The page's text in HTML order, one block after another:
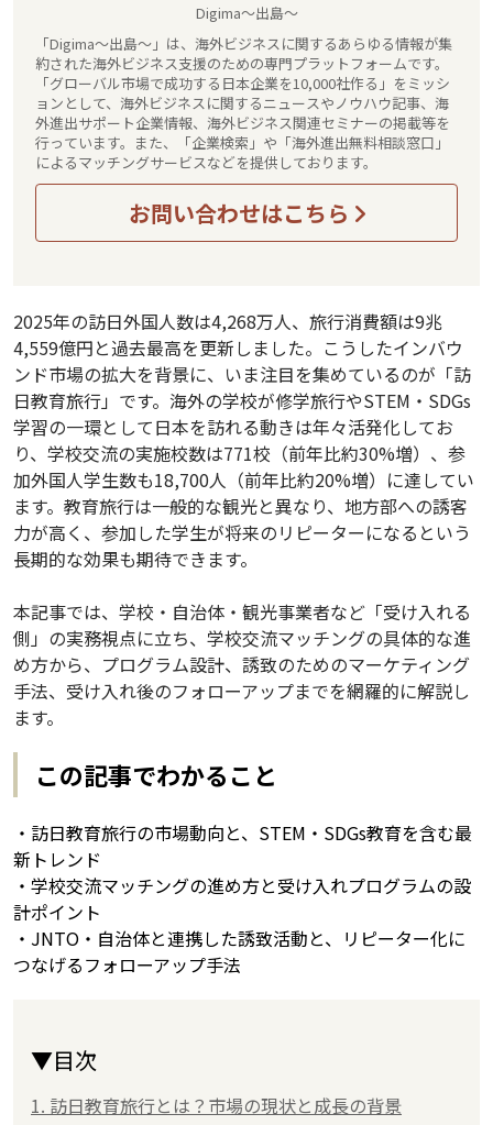
Digima～出島～
「Digima～出島～」は、海外ビジネスに関するあらゆる情報が集
約された海外ビジネス支援のための専門プラットフォームです。
「グローバル市場で成功する日本企業を10,000社作る」をミッシ
ョンとして、海外ビジネスに関するニュースやノウハウ記事、海
外進出サポート企業情報、海外ビジネス関連セミナーの掲載等を
行っています。また、「企業検索」や「海外進出無料相談窓口」
によるマッチングサービスなどを提供しております。
お問い合わせはこちら
2025年の訪日外国人数は4,268万人、旅行消費額は9兆
4,559億円と過去最高を更新しました。こうしたインバウ
ンド市場の拡大を背景に、いま注目を集めているのが「訪
日教育旅行」です。海外の学校が修学旅行やSTEM・SDGs
学習の一環として日本を訪れる動きは年々活発化してお
り、学校交流の実施校数は771校（前年比約30%増）、参
加外国人学生数も18,700人（前年比約20%増）に達してい
ます。教育旅行は一般的な観光と異なり、地方部への誘客
力が高く、参加した学生が将来のリピーターになるという
長期的な効果も期待できます。
本記事では、学校・自治体・観光事業者など「受け入れる
側」の実務視点に立ち、学校交流マッチングの具体的な進
め方から、プログラム設計、誘致のためのマーケティング
手法、受け入れ後のフォローアップまでを網羅的に解説し
ます。
この記事でわかること
・訪日教育旅行の市場動向と、STEM・SDGs教育を含む最
新トレンド
・学校交流マッチングの進め方と受け入れプログラムの設
計ポイント
・JNTO・自治体と連携した誘致活動と、リピーター化に
つなげるフォローアップ手法
▼目次
1. 訪日教育旅行とは？市場の現状と成長の背景